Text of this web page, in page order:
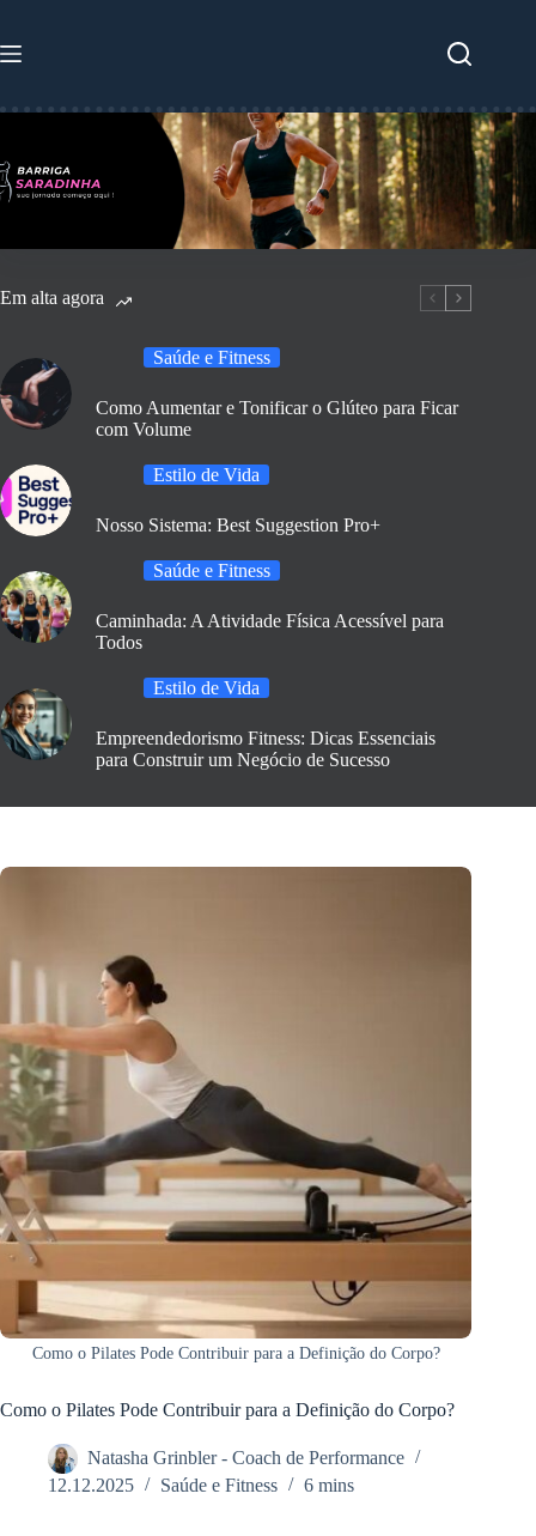
o
Em alta agora
Saúde e Fitness
Como Aumentar e Tonificar o Glúteo para Ficar
com Volume
Estilo de Vida
Nosso Sistema: Best Suggestion Pro+
Saúde e Fitness
Caminhada: A Atividade Física Acessível para
Todos
Estilo de Vida
Empreendedorismo Fitness: Dicas Essenciais
para Construir um Negócio de Sucesso
Como o Pilates Pode Contribuir para a Definição do Corpo?
Como o Pilates Pode Contribuir para a Definição do Corpo?
Natasha Grinbler - Coach de Performance
12.12.2025
Saúde e Fitness 6 mins